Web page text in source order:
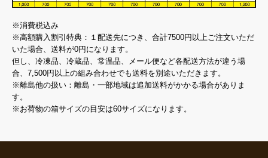
※消費税込み
※高額購入割引特典：１配送先につき、合計7500円以上ご注文いただ
いた場合、送料が0円になります。
但し、冷凍品、冷蔵品、常温品、メール便など各配送方法が違う場
合、7,500円以上の組み合わせでも送料を別途いただきます。
※離島他の扱い：離島・一部地域は追加送料がかかる場合がありま
す。
※お荷物の箱サイズの目安は60サイズになります。